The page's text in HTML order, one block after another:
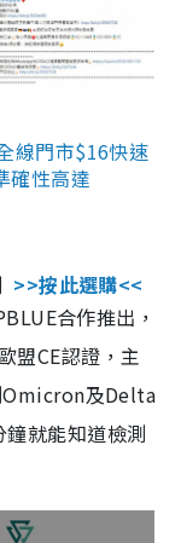
線門市$16快速
確性高達
>>按此選購<<
合作推出，
盟CE認證，主
Omicron及Delta
就能知道檢測